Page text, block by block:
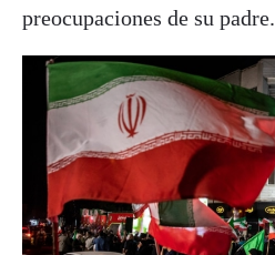
preocupaciones de su padre.